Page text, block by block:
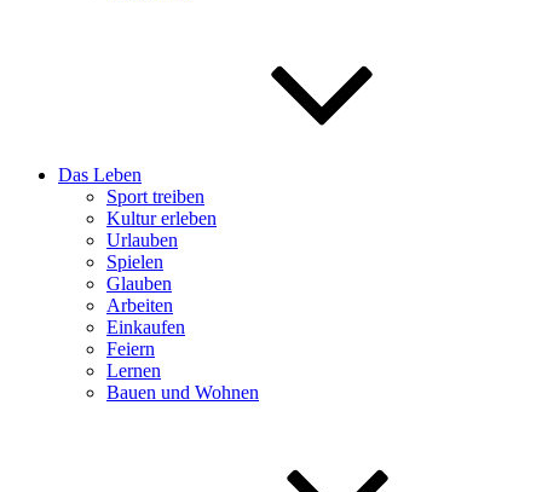
Das Leben
Sport treiben
Kultur erleben
Urlauben
Spielen
Glauben
Arbeiten
Einkaufen
Feiern
Lernen
Bauen und Wohnen